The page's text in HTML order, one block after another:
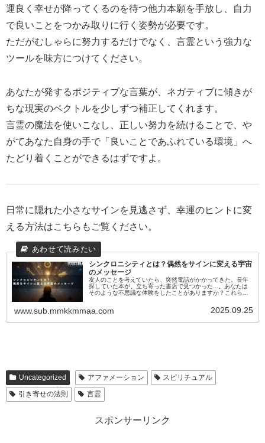
運良く幸せが降ってくるのを待つ他力本願を手放し、自力
で良いことをつかみ取りに行く姿勢が必要です。
ただがむしゃらに努力するだけでなく、言霊という強力な
ツールを味方につけてください。
あなたが発するポジティブな言葉が、ネガティブに傾きが
ちな現実のベクトルを少しずつ補正してくれます。
言霊の魔法を使いこなし、正しい努力を続けることで、や
がてあなた自身の手で「良いことであふれている環境」へ
たどり着くことができるはずですよ。
日常に隠れた小さなサインを見逃さず、幸運のヒントに変
える方法はこちらもご覧ください。
シンクロニシティとは？偶然をサインに変える宇宙
のメッセージ
友人のことを考えていたら、突然電話がかかってきた。長年
探していた本が、立ち寄った書店で見つかった...。あなたは
そのような不思議な体験をしたことがありますか？これらは
www.sub.mmkkmmaa.com 2025.09.25
Uncategorized アファメーション
スピリチュアル
引き寄せの法則
言霊
スポンサーリンク